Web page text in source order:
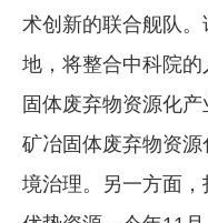
术创新的联合舰队
地，将整合中科院
固体废弃物资源化
矿冶固体废弃物资
境治理。另一方面